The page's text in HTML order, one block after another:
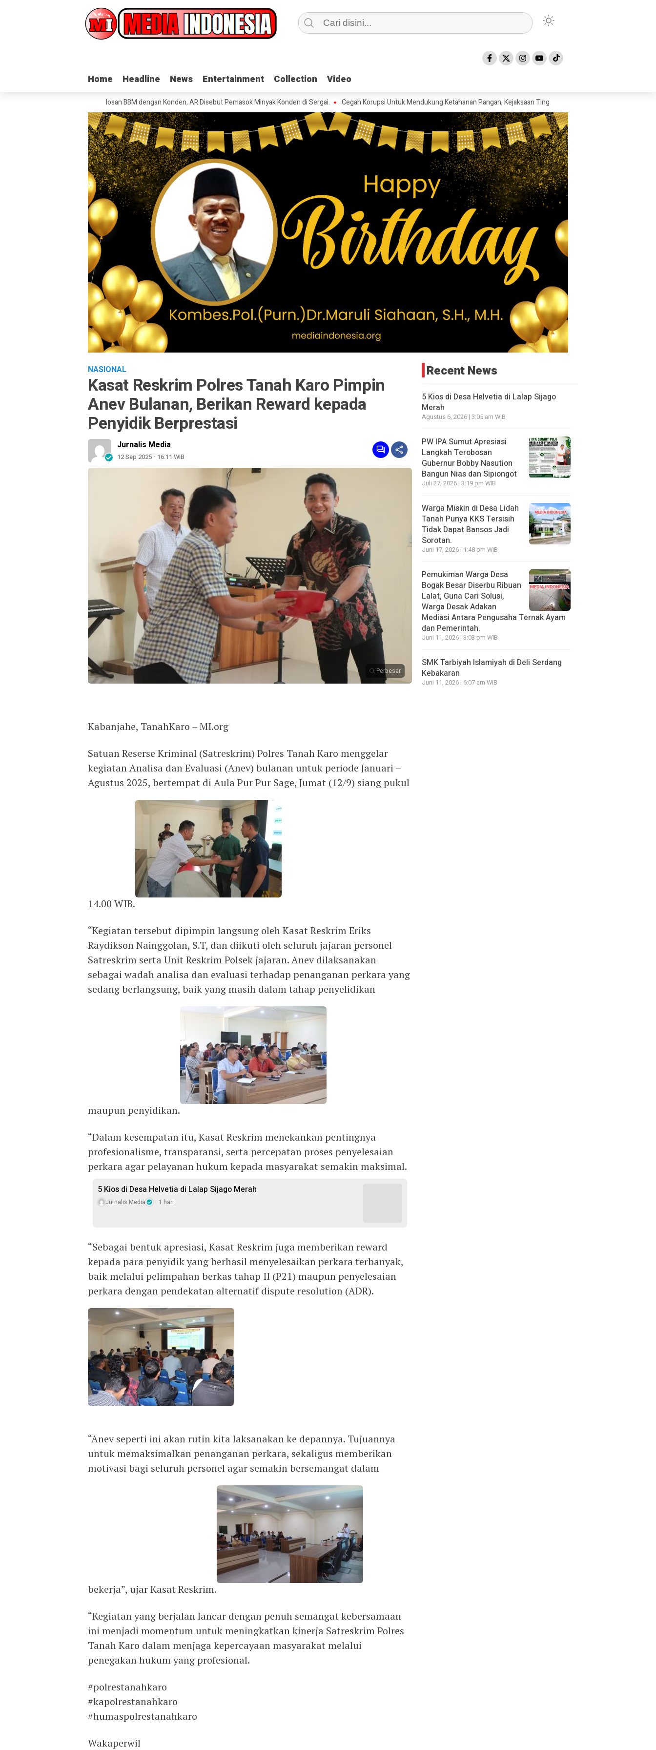
Home Headline News Entertainment Collection Video
Home Headline News Entertainment Collection Video
Dugaan Pengoplosan BBM dengan Konden, AR Disebut Pemasok Minyak Konden di Sergai. Cegah Korupsi Untuk Mendukung Ketahanan Pangan, Kejaksaan Tinggi Sumatera Utara Gelar Penerangan Hukum
NASIONAL
Kasat Reskrim Polres Tanah Karo Pimpin
Anev Bulanan, Berikan Reward kepada
Penyidik Berprestasi
Jurnalis Media
12 Sep 2025 - 16:11 WIB
Perbesar
Kabanjahe, TanahKaro – MI.org
Satuan Reserse Kriminal (Satreskrim) Polres Tanah Karo menggelar
kegiatan Analisa dan Evaluasi (Anev) bulanan untuk periode Januari –
Agustus 2025, bertempat di Aula Pur Pur Sage, Jumat (12/9) siang pukul
14.00 WIB.
“Kegiatan tersebut dipimpin langsung oleh Kasat Reskrim Eriks
Raydikson Nainggolan, S.T, dan diikuti oleh seluruh jajaran personel
Satreskrim serta Unit Reskrim Polsek jajaran. Anev dilaksanakan
sebagai wadah analisa dan evaluasi terhadap penanganan perkara yang
sedang berlangsung, baik yang masih dalam tahap penyelidikan
maupun penyidikan.
“Dalam kesempatan itu, Kasat Reskrim menekankan pentingnya
profesionalisme, transparansi, serta percepatan proses penyelesaian
perkara agar pelayanan hukum kepada masyarakat semakin maksimal.
5 Kios di Desa Helvetia di Lalap Sijago Merah
Jurnalis Media 1 hari
“Sebagai bentuk apresiasi, Kasat Reskrim juga memberikan reward
kepada para penyidik yang berhasil menyelesaikan perkara terbanyak,
baik melalui pelimpahan berkas tahap II (P21) maupun penyelesaian
perkara dengan pendekatan alternatif dispute resolution (ADR).
“Anev seperti ini akan rutin kita laksanakan ke depannya. Tujuannya
untuk memaksimalkan penanganan perkara, sekaligus memberikan
motivasi bagi seluruh personel agar semakin bersemangat dalam
bekerja”, ujar Kasat Reskrim.
“Kegiatan yang berjalan lancar dengan penuh semangat kebersamaan
ini menjadi momentum untuk meningkatkan kinerja Satreskrim Polres
Tanah Karo dalam menjaga kepercayaan masyarakat melalui
penegakan hukum yang profesional.
#polrestanahkaro
#kapolrestanahkaro
#humaspolrestanahkaro
Wakaperwil
Recent News
5 Kios di Desa Helvetia di Lalap Sijago
Merah
Agustus 6, 2026 | 3:05 am WIB
PW IPA Sumut Apresiasi
Langkah Terobosan
Gubernur Bobby Nasution
Bangun Nias dan Sipiongot
Juli 27, 2026 | 3:19 pm WIB
Warga Miskin di Desa Lidah
Tanah Punya KKS Tersisih
Tidak Dapat Bansos Jadi
Sorotan.
Juni 17, 2026 | 1:48 pm WIB
Pemukiman Warga Desa
Bogak Besar Diserbu Ribuan
Lalat, Guna Cari Solusi,
Warga Desak Adakan
Mediasi Antara Pengusaha Ternak Ayam
dan Pemerintah.
Juni 11, 2026 | 3:03 pm WIB
SMK Tarbiyah Islamiyah di Deli Serdang
Kebakaran
Juni 11, 2026 | 6:07 am WIB